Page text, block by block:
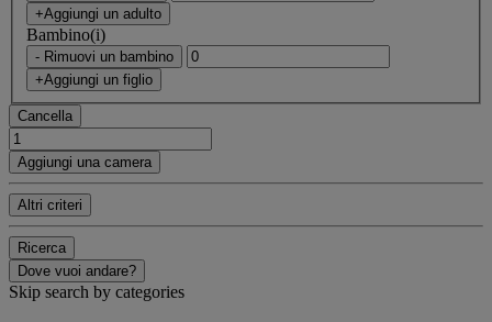
+Aggiungi un adulto
Bambino(i)
- Rimuovi un bambino
+Aggiungi un figlio
Cancella
Aggiungi una camera
Altri criteri
Ricerca
Dove vuoi andare?
Skip search by categories